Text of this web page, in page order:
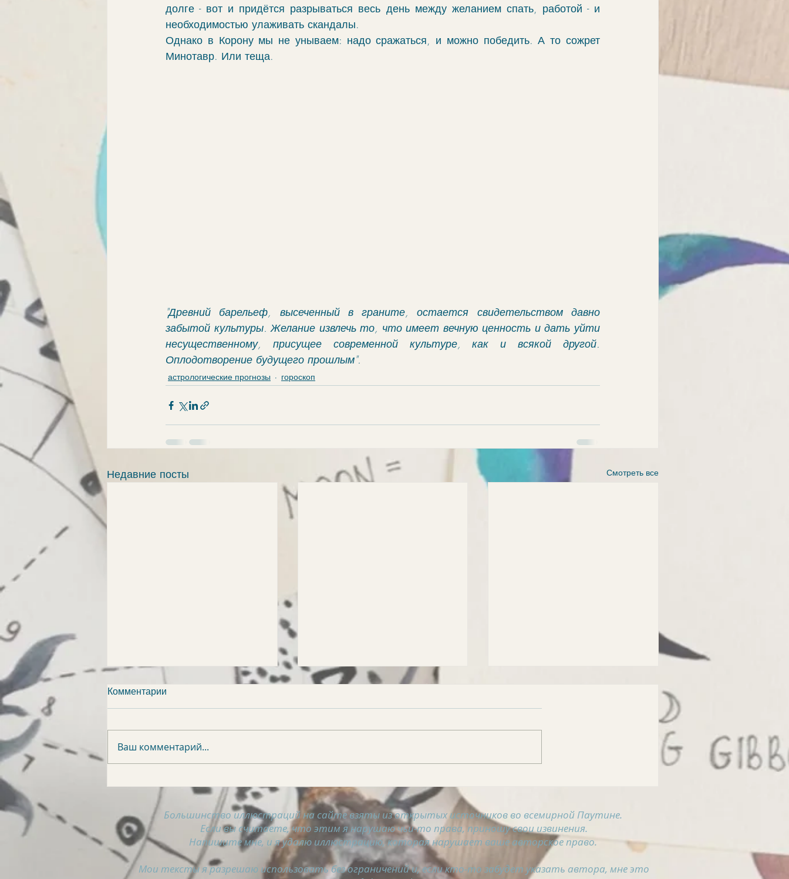
долге - вот и придётся разрываться весь день между желанием спать, работой - и
необходимостью улаживать скандалы.
Однако в Корону мы не унываем: надо сражаться, и можно победить. А то сожрет
Минотавр. Или теща.
"Древний барельеф, высеченный в граните, остается свидетельством давно
забытой культуры. Желание извлечь то, что имеет вечную ценность и дать уйти
несущественному, присущее современной культуре, как и всякой другой.
Оплодотворение будущего прошлым".
астрологические прогнозы гороскоп
Недавние посты Смотреть все
августа
августа
Комментарии
Ваш комментарий...
Большинство иллюстраций на сайте взяты из открытых источников во всемирной Паутине.
Если вы считаете, что этим я нарушаю чьи-то права, приношу свои извинения.
Напишите мне, и я удалю иллюстрацию, которая нарушает ваше авторское право.
Мои тексты я разрешаю использовать без ограничений и, если кто-то забудет указать автора, мне это